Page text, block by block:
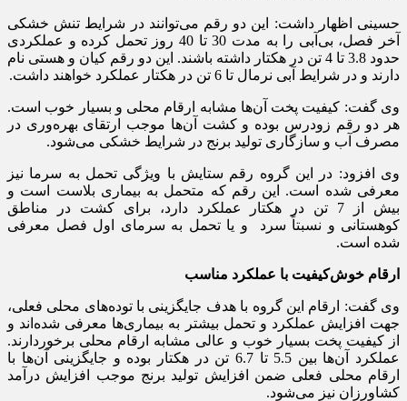
حسینی اظهار داشت: این دو رقم می‌توانند در شرایط تنش خشکی
آخر فصل، بی‌آبی را به مدت 30 تا 40 روز تحمل کرده و عملکردی
حدود 3.8 تا 4 تن در هکتار داشته باشند. این دو رقم کیان و هستی نام
دارند و در شرایط آبی نرمال تا 6 تن در هکتار عملکرد خواهند داشت.
وی گفت: کیفیت پخت آن‌ها مشابه ارقام محلی و بسیار خوب است.
هر دو رقم زودرس بوده و کشت آن‌ها موجب ارتقای بهره‌وری در
مصرف آب و سازگاری تولید برنج در شرایط خشکی می‌شود.
وی افزود: در این گروه رقم ستایش با ویژگی تحمل به سرما نیز
معرفی شده است. این رقم که متحمل به بیماری بلاست است و
بیش از 7 تن در هکتار عملکرد دارد، برای کشت در مناطق
کوهستانی و نسبتاً سرد و یا تحمل به سرمای اول فصل معرفی
شده است.
ارقام خوش‌کیفیت با عملکرد مناسب
وی گفت: ارقام این گروه با هدف جایگزینی با توده‌های محلی فعلی،
جهت افزایش عملکرد و تحمل بیشتر به بیماری‌ها معرفی شده‌اند و
از کیفیت پخت بسیار خوب و عالی مشابه ارقام محلی برخوردارند.
عملکرد آن‌ها بین 5.5 تا 6.7 تن در هکتار بوده و جایگزینی آن‌ها با
ارقام محلی فعلی ضمن افزایش تولید برنج موجب افزایش درآمد
کشاورزان نیز می‌شود.